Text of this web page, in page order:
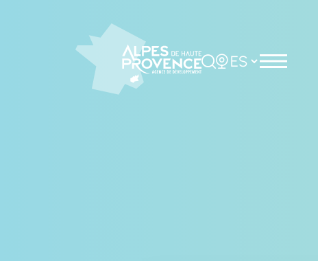
Rechercher
Choisir la langue